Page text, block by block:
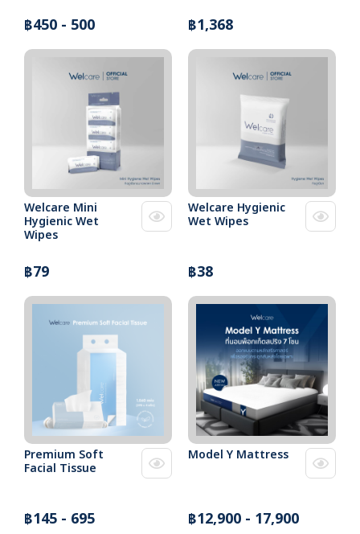
฿450 - 500 ฿1,368
Welcare Mini
Hygienic Wet
Wipes
฿79
Welcare Hygienic
Wet Wipes
฿38
Premium Soft
Facial Tissue
฿145 - 695
Model Y Mattress
฿12,900 - 17,900